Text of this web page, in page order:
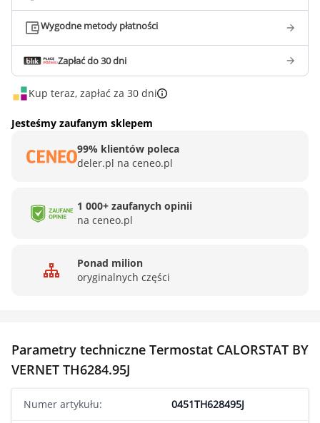
Wygodne metody płatności
Zapłać do 30 dni
Kup teraz, zapłać za 30 dni
Jesteśmy zaufanym sklepem
99% klientów poleca
deler.pl na ceneo.pl
1 000+ zaufanych opinii
na ceneo.pl
Ponad milion
oryginalnych części
Parametry techniczne Termostat CALORSTAT BY
VERNET TH6284.95J
Numer artykułu: 0451TH628495J